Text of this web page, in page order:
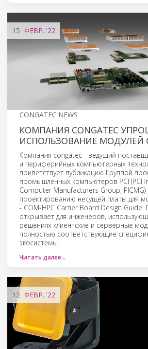
15 ФЕВР. '22
CONGATEC NEWS
КОМПАНИЯ CONGATEC
ИСПОЛЬЗОВАНИЕ МОДУЛЕЙ
Компания congatec - ведущий
и периферийных компьютерных
приветствует публикацию Группой
промышленных компьютеров PCI (PCI
Computer Manufacturers Group, PICMG)
проектированию несущей платы для
- COM-HPC Carrier Board Design Guide.
открывает для инженеров,
решениях клиентские и серверные
полностью соответствующие
экосистемы.
Читать далее…
12 ФЕВР.'22